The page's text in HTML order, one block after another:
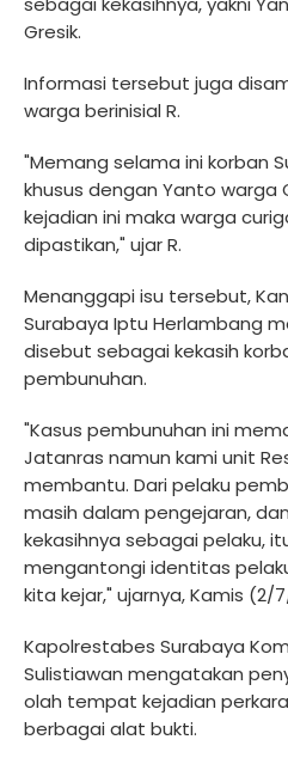
Gresik.
Informasi tersebut juga
warga berinisial R.
"Memang selama ini korban
khusus dengan Yanto warga
kejadian ini maka warga
dipastikan," ujar R.
Menanggapi isu tersebut,
Surabaya Iptu Herlambang
disebut sebagai kekasih
pembunuhan.
"Kasus pembunuhan ini
Jatanras namun kami unit
membantu. Dari pelaku
masih dalam pengejaran,
kekasihnya sebagai pelaku,
mengantongi identitas
kita kejar," ujarnya, Kamis (2/
Kapolrestabes Surabaya
Sulistiawan mengatakan
olah tempat kejadian
berbagai alat bukti.